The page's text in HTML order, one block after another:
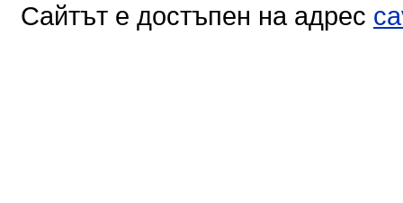
Сайтът е достъпен на адрес